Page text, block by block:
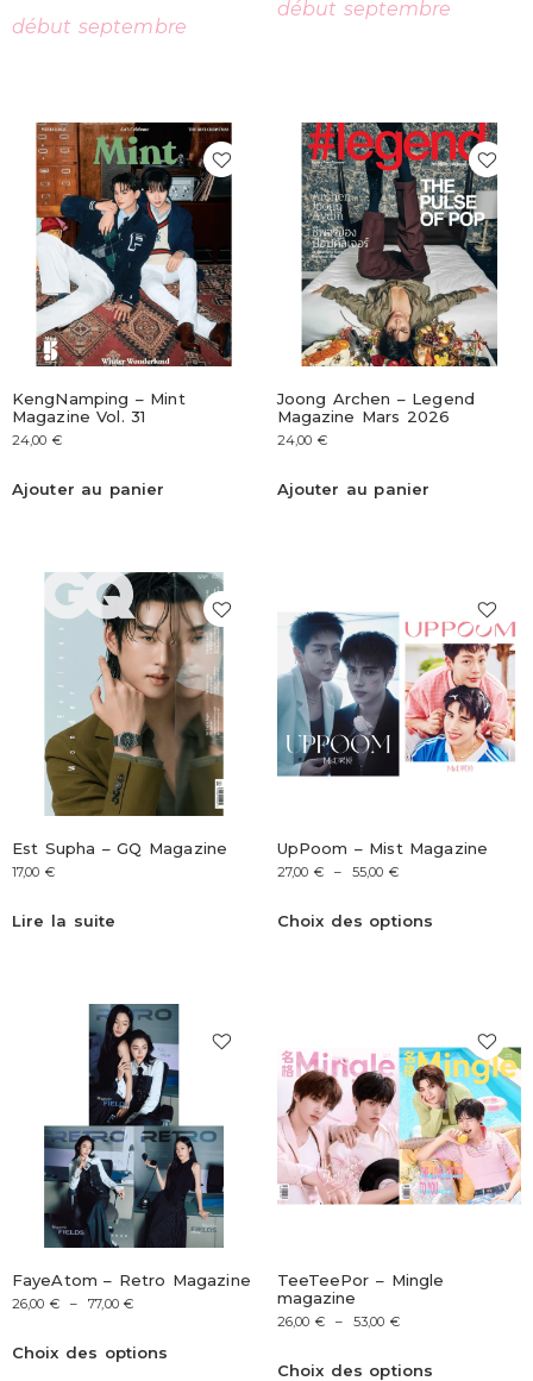
début septembre
début septembre
KengNamping – Mint
Magazine Vol. 31
24,00 €
Ajouter au panier
Joong Archen – Legend
Magazine Mars 2026
24,00 €
Ajouter au panier
Est Supha – GQ Magazine
17,00 €
Lire la suite
UpPoom – Mist Magazine
27,00 € – 55,00 €
Choix des options
FayeAtom – Retro Magazine
26,00 € – 77,00€
Choix des options
TeeTeePor – Mingle
magazine
26,00 € – 53,00 €
Choix des options